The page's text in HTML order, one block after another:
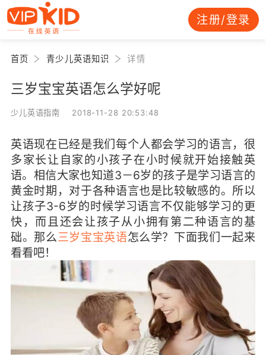
注册/登录
首页 青少儿英语知识 详情
三岁宝宝英语怎么学好呢
少儿英语指南 2018-11-28 20:53:48
英语现在已经是我们每个人都会学习的语言，很
多家长让自家的小孩子在小时候就开始接触英
语。相信大家也知道3－6岁的孩子是学习语言的
黄金时期，对于各种语言也是比较敏感的。所以
让孩子3-6岁的时候学习语言不仅能够学习的更
快，而且还会让孩子从小拥有第二种语言的基
础。那么三岁宝宝英语怎么学？下面我们一起来
看看吧！